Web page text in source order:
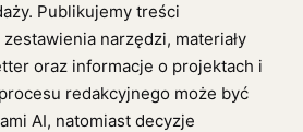
Publikujemy treści
narzędzi, materiały
oraz informacje o projektach i
redakcyjnego może być
AI, natomiast decyzje